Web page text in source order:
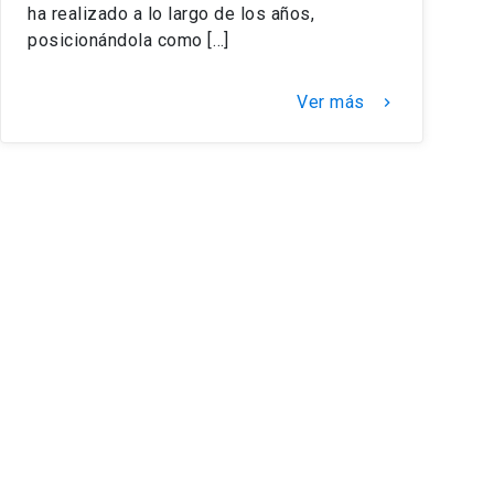
ha realizado a lo largo de los años,
posicionándola como […]
Ver más keyboard_arrow_right